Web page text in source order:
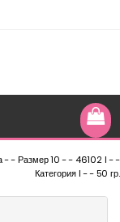
- - Размер 10 - - 46102 I - -
Категория I - - 50 гр.